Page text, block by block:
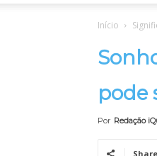
Início
pode
Por Redação
Share